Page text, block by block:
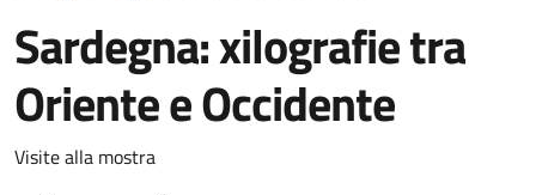
Sardegna: xilografie tra
Oriente e Occidente
Dettaglio dell'evento
Visite alla mostra